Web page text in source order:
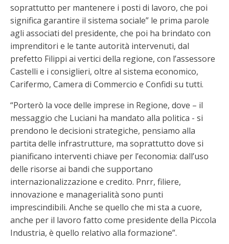
soprattutto per mantenere i posti di lavoro, che poi
significa garantire il sistema sociale” le prima parole
agli associati del presidente, che poi ha brindato con
imprenditori e le tante autorità intervenuti, dal
prefetto Filippi ai vertici della regione, con l’assessore
Castelli e i consiglieri, oltre al sistema economico,
Carifermo, Camera di Commercio e Confidi su tutti.
“Porterò la voce delle imprese in Regione, dove – il
messaggio che Luciani ha mandato alla politica - si
prendono le decisioni strategiche, pensiamo alla
partita delle infrastrutture, ma soprattutto dove si
pianificano interventi chiave per l’economia: dall’uso
delle risorse ai bandi che supportano
internazionalizzazione e credito. Pnrr, filiere,
innovazione e managerialità sono punti
imprescindibili. Anche se quello che mi sta a cuore,
anche per il lavoro fatto come presidente della Piccola
Industria, è quello relativo alla formazione”.